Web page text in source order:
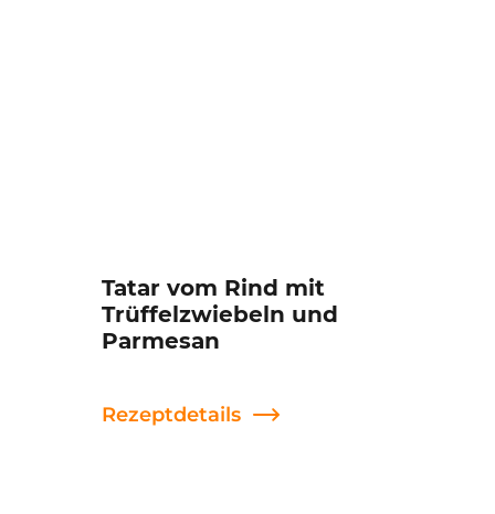
Tatar vom Rind mit
Trüffelzwiebeln und
Parmesan
Rezeptdetails